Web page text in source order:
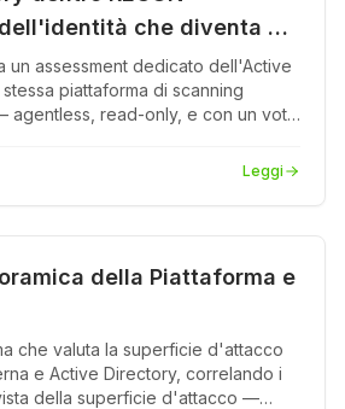
che diventa un
un assessment dedicato dell'Active
piattaforma di scanning
agentless, read-only, e con un voto
di servizio, non un
da rivendere.
Leggi
della Piattaforma e
che valuta la superficie d'attacco
e Active Directory, correlando i
della superficie d'attacco —